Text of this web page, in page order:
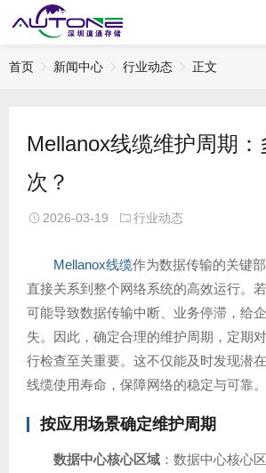
首页 新闻中心 行业动态 正文
Mellanox线缆维护周期
次？
2026-03-19 行业动态
Mellanox线缆作为数据传输的关键
直接关系到整个网络系统的高效运行。
可能导致数据传输中断、业务停滞，给
失。因此，确定合理的维护周期，定期对
行检查至关重要。这不仅能及时发现潜
线缆使用寿命，保障网络的稳定与可靠。
按应用场景确定维护周期
数据中心核心区域 ：数据中心核心